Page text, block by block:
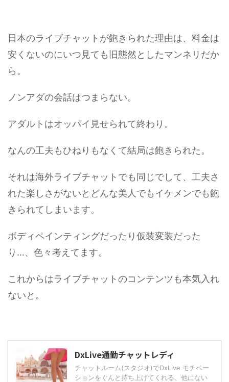
日本のライブチャットが飽きられた理由は、料金は
安くないのにいつ見ても旧態然としたマンネリだか
ら。
ノンアダの会話はつまらない。
アダルトはオッパイ見せられて終わり。
なんの工夫もひねりもなくて結局は飽きられた。
それは海外ライブチャットでも同じでして、工夫さ
れた楽しさがないとどんな美人でもイケメンでも飽
きられてしまいます。
ボディペインティングだったり仮装変装だった
り…、色々考えてます。
これからはライブチャットのコンテンツも本気入れ
ないと。
DxLive通勤チャットレディ
チャットルーム(スタジオ)でDxLive モチベー
ションをぐんと持ち上げてくれる、他にない